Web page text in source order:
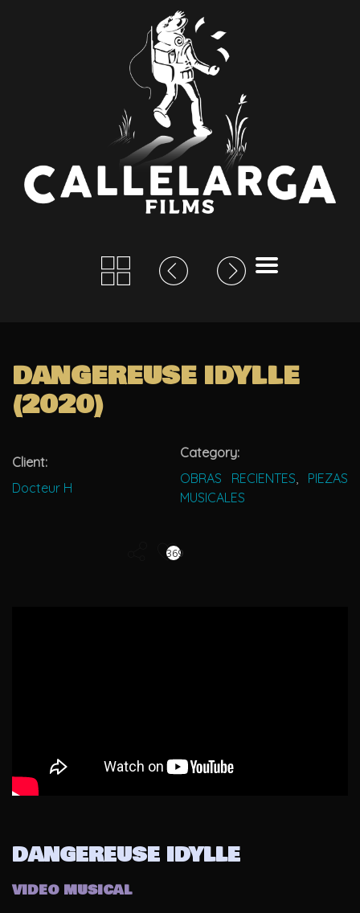
DANGEREUSE IDYLLE
(2020)
Client:
Docteur H
Category:
OBRAS RECIENTES, PIEZAS
MUSICALES
369
DANGEREUSE IDYLLE
VIDEO MUSICAL